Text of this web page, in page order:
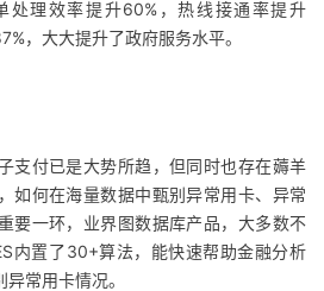
处理效率提升60%，热线接通率提升
，大大提升了政府服务水平。
支付已是大势所趋，但同时也存在薅羊
如何在海量数据中甄别异常用卡、异常
要一环，业界图数据库产品，大多数不
内置了30+算法，能快速帮助金融分析
常用卡情况。